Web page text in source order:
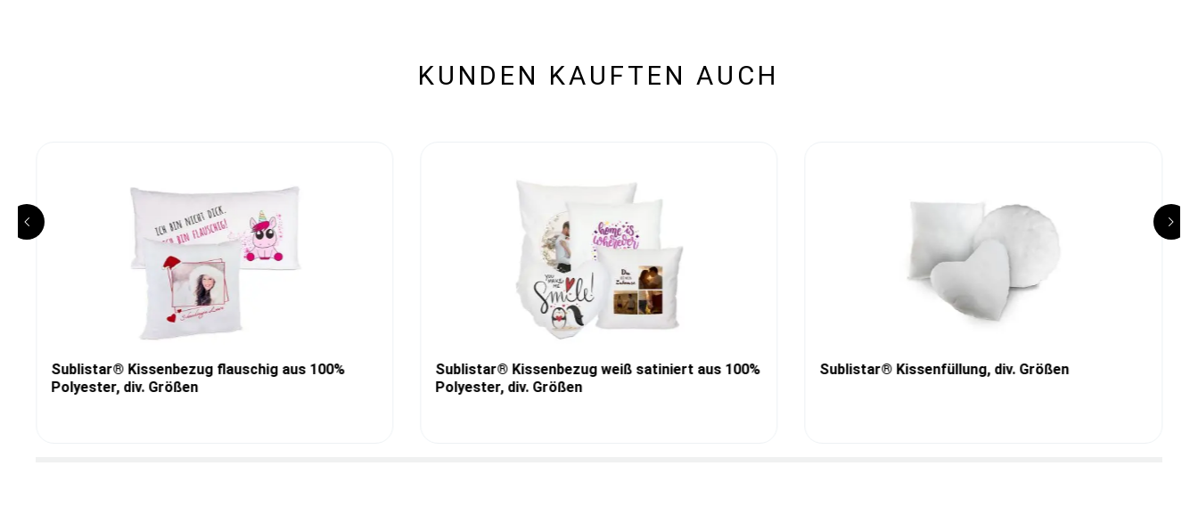
KUNDEN KAUFTEN AUCH
Sublistar® Kissenbezug flauschig aus 100%
Polyester, div. Größen
Sublistar® Kissenbezug weiß satiniert aus 100%
Polyester, div. Größen
Sublistar® Kissenfüllung, div. Größen